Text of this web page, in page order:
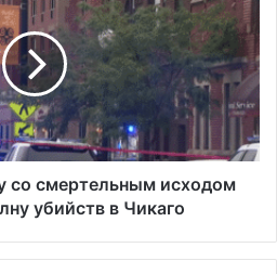
со смертельным исходом
убийств в Чикаго